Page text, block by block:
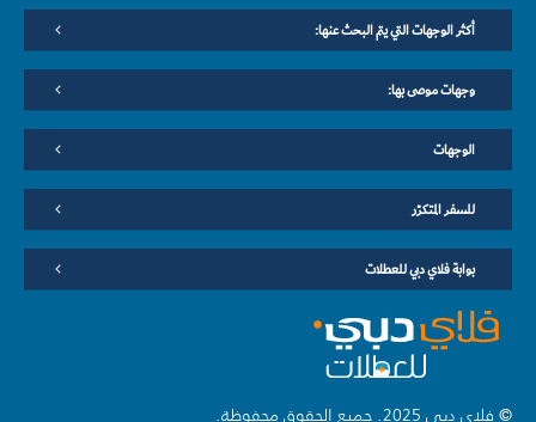
أكثر الوجهات التي يتم البحث عنها:
وجهات موصى بها:
الوجهات
للسفر المتكرّر
بوابة فلاي دبي للعطلات
© فلاي دبي 2025. جميع الحقوق محفوظة.